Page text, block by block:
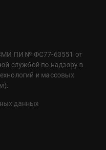
СМИ ПИ № ФС77-63551 от
службой по надзору в
и массовых
данных